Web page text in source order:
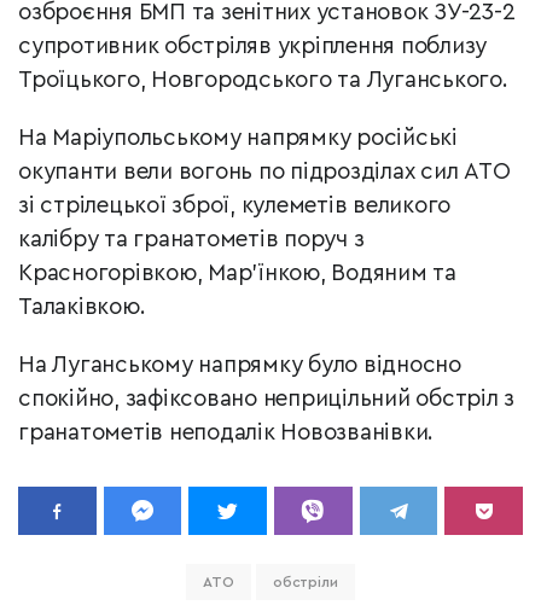
озброєння БМП та зенітних установок ЗУ-23-2
супротивник обстріляв укріплення поблизу
Троїцького, Новгородського та Луганського.
На Маріупольському напрямку російські
окупанти вели вогонь по підрозділах сил АТО
зі стрілецької зброї, кулеметів великого
калібру та гранатометів поруч з
Красногорівкою, Мар’їнкою, Водяним та
Талаківкою.
На Луганському напрямку було відносно
спокійно, зафіксовано неприцільний обстріл з
гранатометів неподалік Новозванівки.
АТО обстріли